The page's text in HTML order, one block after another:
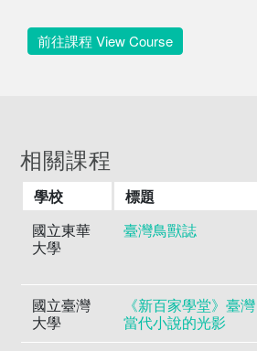
前往課程 View Course
相關課程
學校 標題
國立東華
大學
臺灣鳥獸誌
國立臺灣
大學
《新百家學堂》臺灣
當代小說的光影